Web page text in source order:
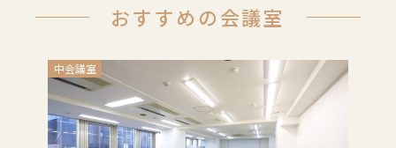
おすすめの会議室
中会議室